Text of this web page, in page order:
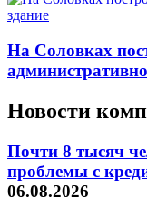
На Соловках
Новости
Почти 8 тысяч
проблемы с
06.08.2026